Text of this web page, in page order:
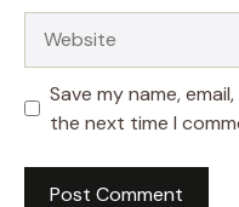
Save my name,
the next time I